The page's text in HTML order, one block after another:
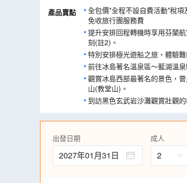
產品賣點
全包價*全程不設自費活動*稅
免收旅行團服務費
提升安排回程轉機時享用芬蘭
刻(註2)。
特別安排極光遊船之旅，體驗
前往冰島著名溫泉區～藍湖溫
觀賞冰島西部最著名的景色，
山(教堂山)。
到訪黑色玄武岩沙灘觀賞壯觀
並了解冰川的相關知識。
一次過遊覽冰島多個著名瀑布
布)、斯科加瀑布(森林瀑布)及
安排前往由冰川融化而成的湖
～傑古沙龍冰河湖。
出發日期
2027年01月31日
成人
2